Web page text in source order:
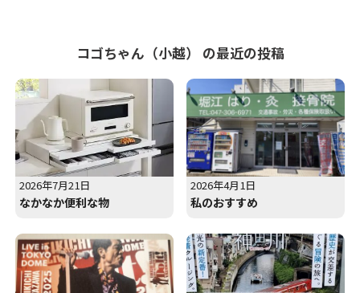
コゴちゃん（小越） の最近の投稿
2026年7月21日
なかなか便利な物
2026年4月1日
私のおすすめ